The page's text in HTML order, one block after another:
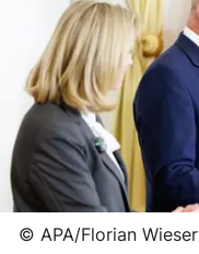
© APA/Florian Wieser